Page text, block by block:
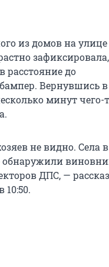
из домов на улице
зафиксировала,
расстояние до
Вернувшись в
минут чего-
не видно. Села в
ДПС, —